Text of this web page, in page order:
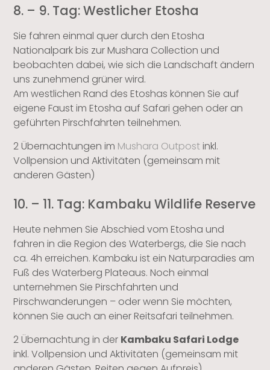
8. – 9. Tag: Westlicher Etosha
Sie fahren einmal quer durch den Etosha
Nationalpark bis zur Mushara Collection und
beobachten dabei, wie sich die Landschaft ändern
uns zunehmend grüner wird.
Am westlichen Rand des Etoshas können Sie auf
eigene Faust im Etosha auf Safari gehen oder an
geführten Pirschfahrten teilnehmen.
2 Übernachtungen im Mushara Outpost inkl.
Vollpension und Aktivitäten (gemeinsam mit
anderen Gästen)
10. – 11. Tag: Kambaku Wildlife Reserve
Heute nehmen Sie Abschied vom Etosha und
fahren in die Region des Waterbergs, die Sie nach
ca. 4h erreichen. Kambaku ist ein Naturparadies am
Fuß des Waterberg Plateaus. Noch einmal
unternehmen Sie Pirschfahrten und
Pirschwanderungen – oder wenn Sie möchten,
können Sie auch an einer Reitsafari teilnehmen.
2 Übernachtung in der Kambaku Safari Lodge
inkl. Vollpension und Aktivitäten (gemeinsam mit